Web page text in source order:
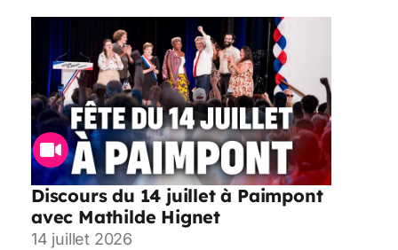
Discours du 14 juillet à Paimpont
avec Mathilde Hignet
14 juillet 2026